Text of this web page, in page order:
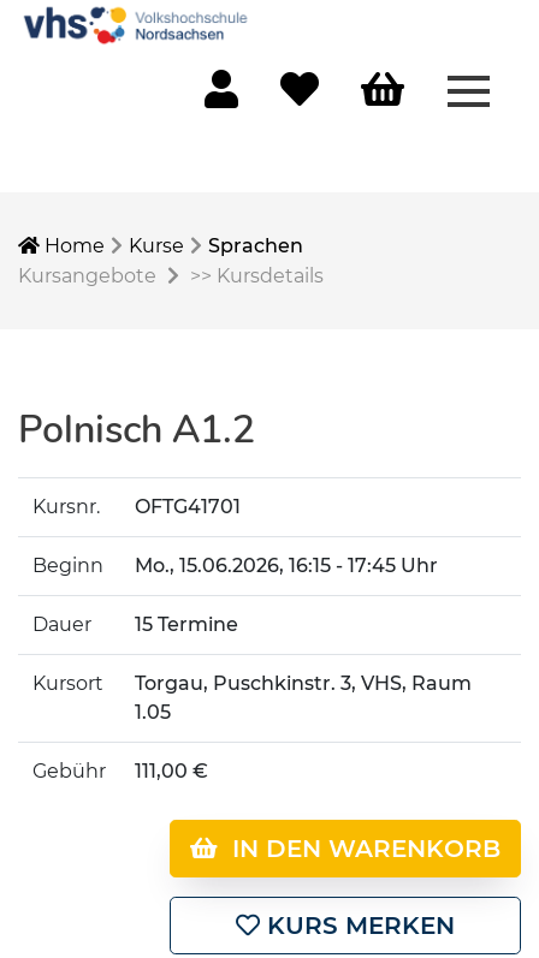
Home Kurse
Sprachen
Kursangebote
>> Kursdetails
Polnisch A1.2
Kursnr. OFTG41701
Beginn Mo., 15.06.2026, 16:15 - 17:45 Uhr
Dauer 15 Termine
Kursort
Torgau, Puschkinstr. 3, VHS, Raum
1.05
Gebühr 111,00 €
IN DEN WARENKORB
KURS MERKEN